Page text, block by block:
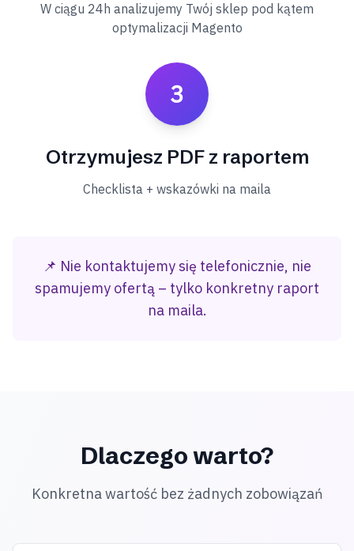
W ciągu 24h analizujemy Twój sklep pod kątem
optymalizacji Magento
3
Otrzymujesz PDF z raportem
Checklista + wskazówki na maila
📌 Nie kontaktujemy się telefonicznie, nie
spamujemy ofertą – tylko konkretny raport
na maila.
Dlaczego warto?
Konkretna wartość bez żadnych zobowiązań